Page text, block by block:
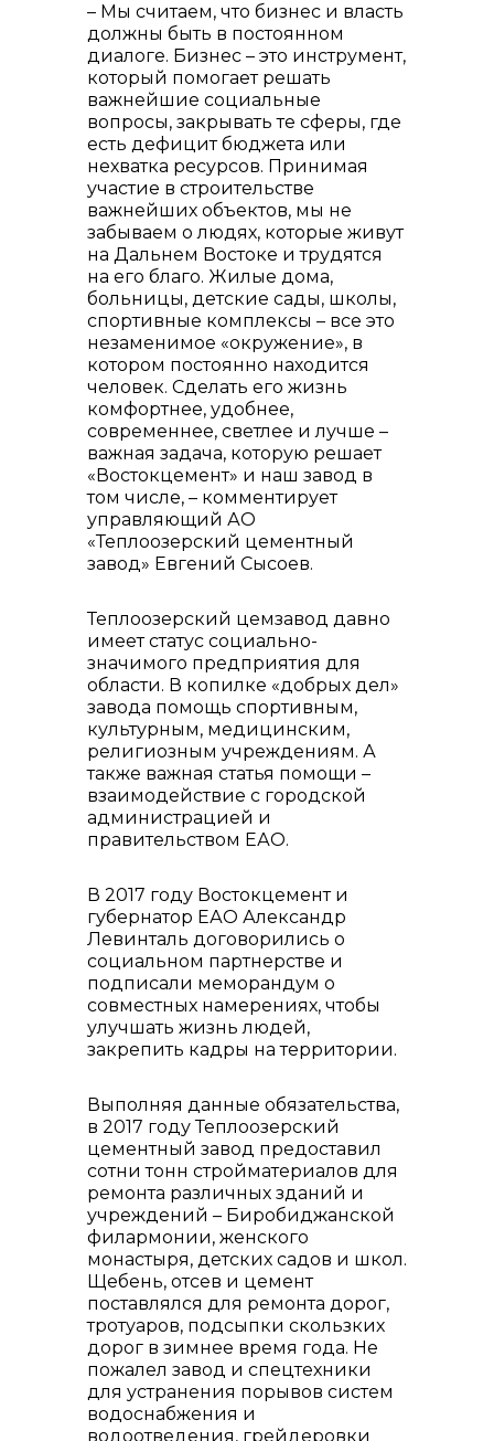
+7 (423) 234 50 50
info@vostokcement.ru
– Мы считаем, что бизнес и власть
должны быть в постоянном
диалоге. Бизнес – это инструмент,
который помогает решать
важнейшие социальные
вопросы, закрывать те сферы, где
есть дефицит бюджета или
нехватка ресурсов. Принимая
участие в строительстве
важнейших объектов, мы не
забываем о людях, которые живут
на Дальнем Востоке и трудятся
на его благо. Жилые дома,
больницы, детские сады, школы,
спортивные комплексы – все это
незаменимое «окружение», в
котором постоянно находится
человек. Сделать его жизнь
комфортнее, удобнее,
современнее, светлее и лучше –
важная задача, которую решает
«Востокцемент» и наш завод в
том числе, – комментирует
управляющий АО
«Теплоозерский цементный
завод» Евгений Сысоев.
Теплоозерский цемзавод давно
имеет статус социально-
значимого предприятия для
области. В копилке «добрых дел»
завода помощь спортивным,
культурным, медицинским,
религиозным учреждениям. А
также важная статья помощи –
взаимодействие с городской
администрацией и
правительством ЕАО.
В 2017 году Востокцемент и
губернатор ЕАО Александр
Левинталь договорились о
социальном партнерстве и
подписали меморандум о
совместных намерениях, чтобы
улучшать жизнь людей,
закрепить кадры на территории.
Выполняя данные обязательства,
в 2017 году Теплоозерский
цементный завод предоставил
сотни тонн стройматериалов для
ремонта различных зданий и
учреждений – Биробиджанской
филармонии, женского
монастыря, детских садов и школ.
Щебень, отсев и цемент
поставлялся для ремонта дорог,
тротуаров, подсыпки скользких
дорог в зимнее время года. Не
пожалел завод и спецтехники
для устранения порывов систем
водоснабжения и
водоотведения, грейдеровки